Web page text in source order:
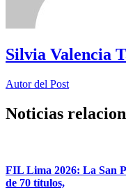
Silvia Valencia
Autor del Post
Noticias
FIL Lima 2026: La San
de 70 títulos,